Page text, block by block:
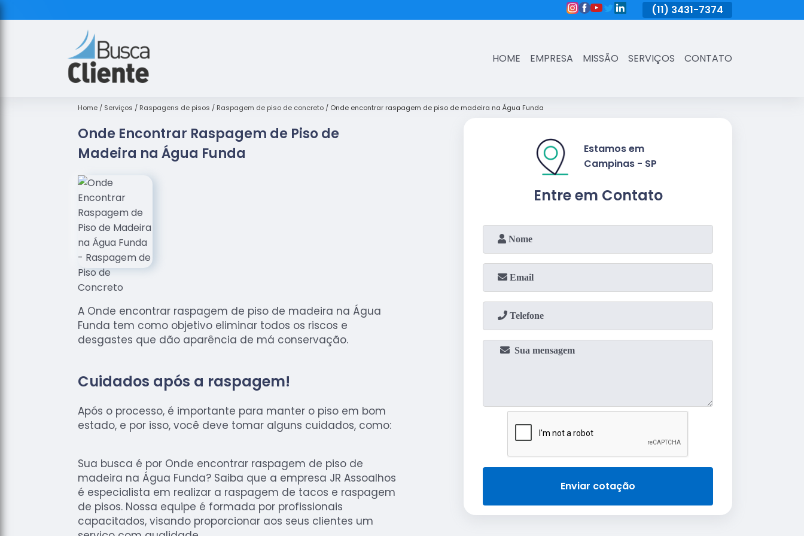
3431-7374 (11) 3431-7374
HOME EMPRESA MISSÃO SERVIÇOS CONTATO
Home Serviços Raspagens de pisos Raspagem de piso de concreto Onde encontrar raspagem de piso de madeira na Água Funda
Onde Encontrar Raspagem de Piso de
Madeira na Água Funda
A Onde encontrar raspagem de piso de madeira na Água
Funda tem como objetivo eliminar todos os riscos e
desgastes que dão aparência de má conservação.
Cuidados após a raspagem!
Após o processo, é importante para manter o piso em bom
estado, e por isso, você deve tomar alguns cuidados, como:
Sua busca é por Onde encontrar raspagem de piso de
madeira na Água Funda? Saiba que a empresa JR Assoalhos
é especialista em realizar a raspagem de tacos e raspagem
de pisos. Nossa equipe é formada por profissionais
capacitados, visando proporcionar aos seus clientes um
Entre em Contato
Estamos em
Campinas - SP
Enviar cotação